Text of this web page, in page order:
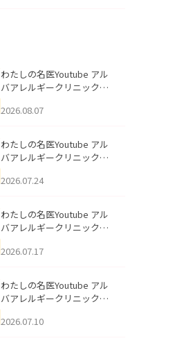
わたしの名医Youtube アル
バアレルギークリニック札
らない理由｜繰り返す人が
説」を公開いたしました。
2026.08.07
わたしの名医Youtube アル
バアレルギークリニック札
える男性へ｜医師が教える
公開いたしました。
2026.07.24
わたしの名医Youtube アル
バアレルギークリニック札
跡にVビームは効く？向いて
説」を公開いたしました。
2026.07.17
わたしの名医Youtube アル
バアレルギークリニック札
医師が明かす副作用・リバ
2026.07.10